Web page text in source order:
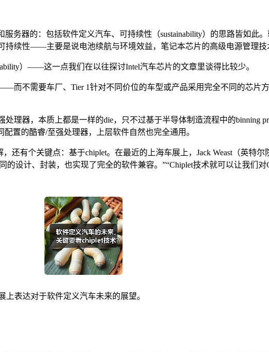
服务器的：包括软件定义汽车、可持续性（sustainability）的思路皆如
续性——主要是说电池续航与环境效益，笔记本芯片的高级电源管理技
）——这一点我们在以往探讨Intel汽车芯片的文章里谈得比较少。
而不需要车厂、Tier 1针对不同价位的车型或产品采用完全不同的芯片
理器，本质上都是一样的die，只不过基于半导体制造流程中的binning
置的酷睿/至强处理器，上层软件自然也完全通用。
还有个关键点：基于chiplet。在最近的上海车展上，Jack Weast（英特
设计、封装，也实现了完全的软件兼容。”“Chiplet技术就可以让我们
上表达对于软件定义汽车未来的展望。